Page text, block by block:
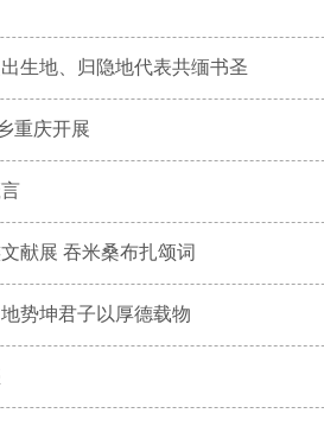
生地、归隐地代表共缅书圣
重庆开展
献展 吞米桑布扎颂词
势坤君子以厚德载物